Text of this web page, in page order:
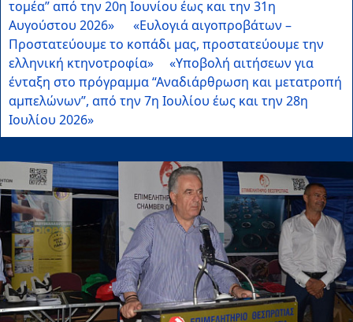
τομέα” από την 20η Ιουνίου έως και την 31η
Αυγούστου 2026»
«Ευλογιά αιγοπροβάτων –
Προστατεύουμε το κοπάδι μας, προστατεύουμε την
ελληνική κτηνοτροφία»
«Υποβολή αιτήσεων για
ένταξη στο πρόγραμμα “Αναδιάρθρωση και μετατροπή
αμπελώνων”, από την 7η Ιουλίου έως και την 28η
Ιουλίου 2026»